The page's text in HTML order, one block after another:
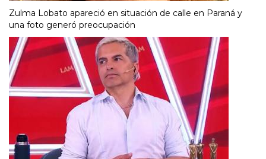
Zulma Lobato apareció en situación de calle en Paraná y
una foto generó preocupación